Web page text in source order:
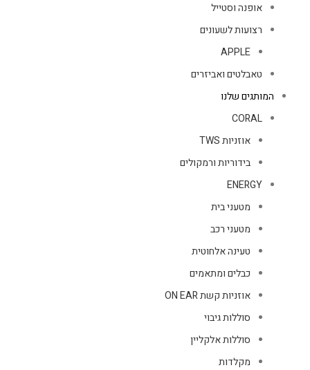
אופנה וסטייל
רצועות לשעונים
APPLE
טאבלטים ואביזרים
המותגים שלנו
CORAL
אוזניות TWS
בידוריות ורמקולים
ENERGY
מטעני בית
מטעני רכב
טעינה אלחוטית
כבלים ומתאמים
אוזניות קשת ON EAR
סוללות גיבוי
סוללות אלקליין
מקלדות